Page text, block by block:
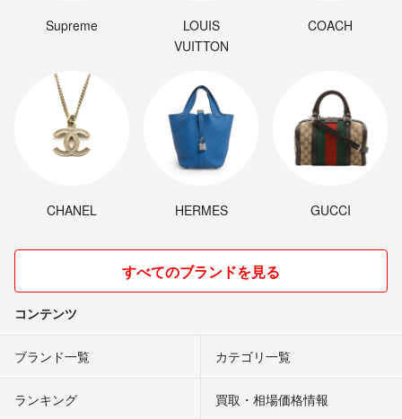
Supreme
LOUIS
VUITTON
COACH
CHANEL HERMES GUCCI
すべてのブランドを見る
コンテンツ
ブランド一覧 カテゴリ一覧
ランキング 買取・相場価格情報